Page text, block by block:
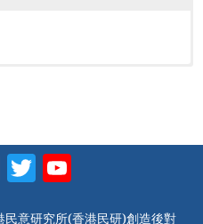
Instagram
Twitter
意研究所(香港民研)創造後對